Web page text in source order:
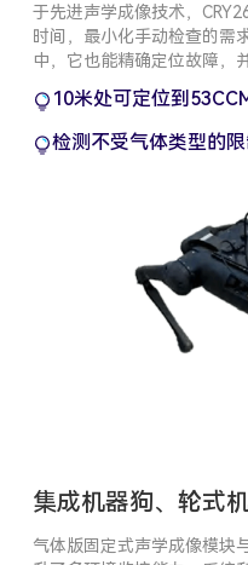
于先进声学成像技术，
时间，最小化手动检查的需
中，它也能精确定位故障，
10米处可定位到
检测不受气体类型的限
集成机器狗、轮式
气体版固定式声学成像模块